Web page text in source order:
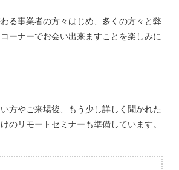
る事業者の方々はじめ、多くの方々と弊
ーナーでお会い出来ますことを楽しみに
方やご来場後、もう少し詳しく聞かれた
のリモートセミナーも準備しています。